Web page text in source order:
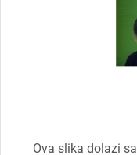
Ova slika dolazi